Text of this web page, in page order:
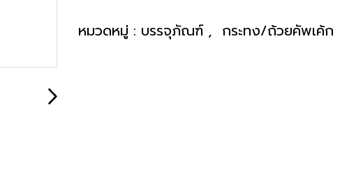
หมวดหมู่ : บรรจุภัณฑ์ , กระทง/ถ้วยคัพเค้ก